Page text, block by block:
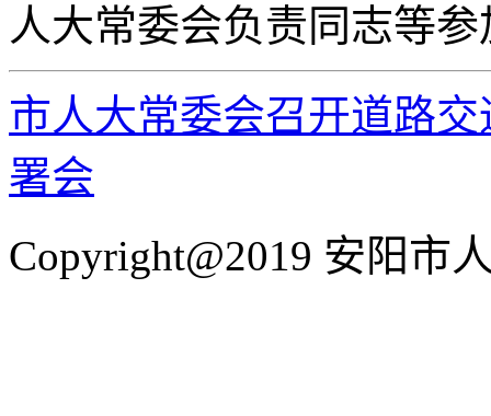
人大常委会负责同志等
市人大常委会召开道路
署会
Copyright@2019 安阳市